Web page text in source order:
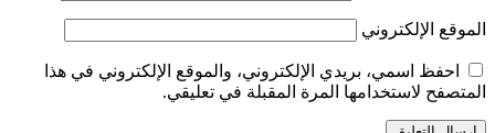
الموقع الإلكتروني
احفظ اسمي، بريدي الإلكتروني، والموقع الإلكتروني في هذا
المتصفح لاستخدامها المرة المقبلة في تعليقي.